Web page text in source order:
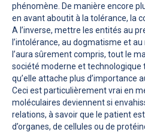
phénomène. De manière encore
en avant aboutit à la tolérance, la
A l’inverse, mettre les entités au
l’intolérance, au dogmatisme et
l’aura sûrement compris, tout le
société moderne et
qu’elle attache plus d’importance
Ceci est particulièrement vrai en
moléculaires deviennent si
relations, à savoir que le patient
d’organes, de cellules ou de